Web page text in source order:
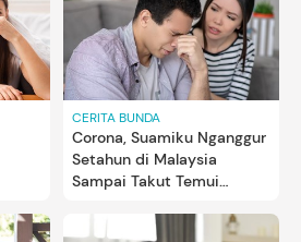
CERITA BUNDA
Corona, Suamiku Nganggur
Setahun di Malaysia
Sampai Takut Temui